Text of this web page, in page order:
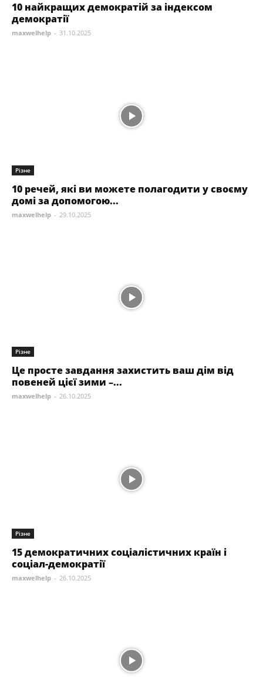
10 найкращих демократій за індексом
демократії
maxwelhelp - 31.10.2025
Різне
10 речей, які ви можете полагодити у своєму
домі за допомогою...
maxwelhelp - 29.10.2025
Різне
Це просте завдання захистить ваш дім від
повеней цієї зими –...
maxwelhelp - 26.10.2025
Різне
15 демократичних соціалістичних країн і
соціал-демократії
maxwelhelp - 26.10.2025